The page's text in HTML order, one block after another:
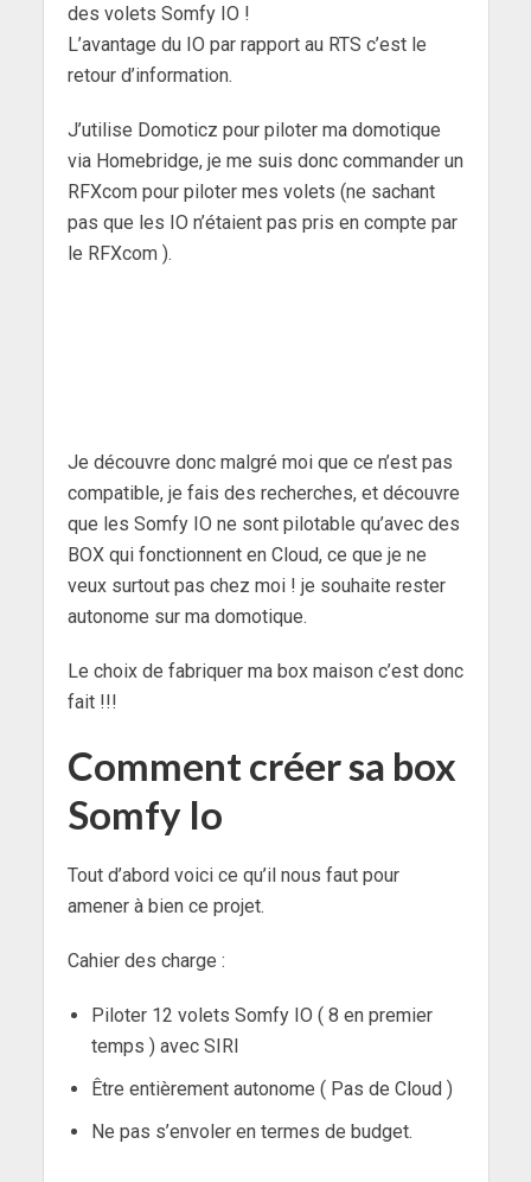
des volets Somfy IO !
L’avantage du IO par rapport au RTS c’est le
retour d’information.
J’utilise Domoticz pour piloter ma domotique
via Homebridge, je me suis donc commander un
RFXcom pour piloter mes volets (ne sachant
pas que les IO n’étaient pas pris en compte par
le RFXcom ).
Je découvre donc malgré moi que ce n’est pas
compatible, je fais des recherches, et découvre
que les Somfy IO ne sont pilotable qu’avec des
BOX qui fonctionnent en Cloud, ce que je ne
veux surtout pas chez moi ! je souhaite rester
autonome sur ma domotique.
Le choix de fabriquer ma box maison c’est donc
fait !!!
Comment créer sa box
Somfy Io
Tout d’abord voici ce qu’il nous faut pour
amener à bien ce projet.
Cahier des charge :
Piloter 12 volets Somfy IO ( 8 en premier
temps ) avec SIRI
Être entièrement autonome ( Pas de Cloud )
Ne pas s’envoler en termes de budget.